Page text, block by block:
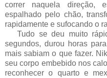
correr naquela direção,
espalhado pelo chão,
rapidamente e sufocando o
Tudo se deu muito
segundos, durou horas
mais sabiam o que fazer.
seu corpo embebido nos
reconhecer o quarto e